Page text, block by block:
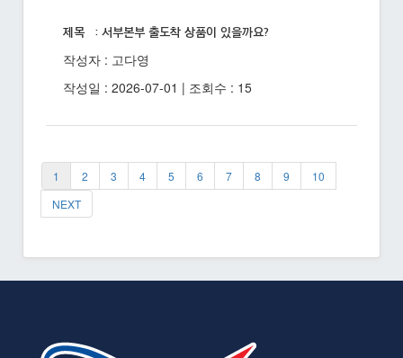
제목 : 서부본부 출도착 상품이 있을까요?
작성자 : 고다영
작성일 : 2026-07-01 | 조회수 : 15
1 2 3 4 5 6 7 8 9
10
NEXT